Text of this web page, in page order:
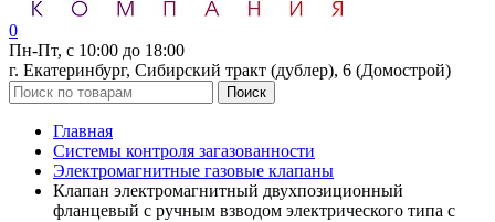
0
Пн-Пт, с 10:00 до 18:00
г. Екатеринбург, Сибирский тракт (дублер), 6 (Домострой)
Поиск
Главная
Системы контроля загазованности
Электромагнитные газовые клапаны
Клапан электромагнитный двухпозиционный
фланцевый с ручным взводом электрического типа с